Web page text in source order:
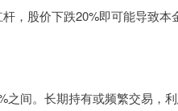
，股价下跌20%即可能导致本
之间。长期持有或频繁交易，